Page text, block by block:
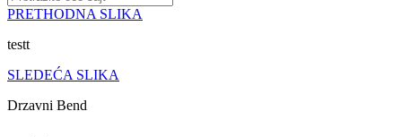
PRETHODNA SLIKA
testt
SLEDEĆA SLIKA
Drzavni Bend